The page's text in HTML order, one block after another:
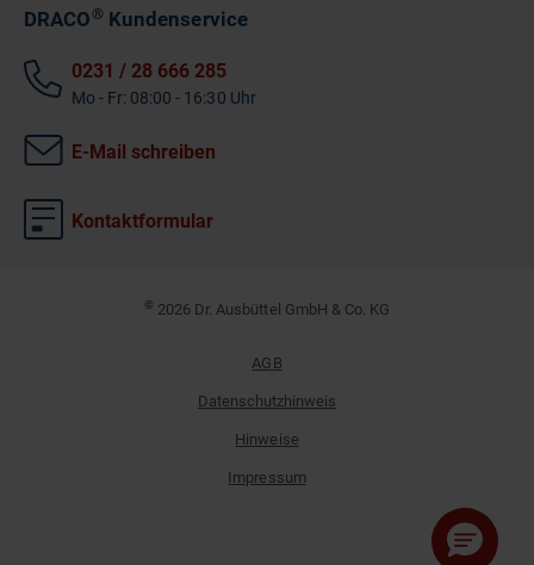
DRACO®Kundenservice
0231 / 28 666 285
Mo - Fr: 08:00 - 16:30 Uhr
E-Mail schreiben
Kontaktformular
© 2026 Dr. Ausbüttel GmbH & Co. KG
AGB
Datenschutzhinweis
Hinweise
Impressum